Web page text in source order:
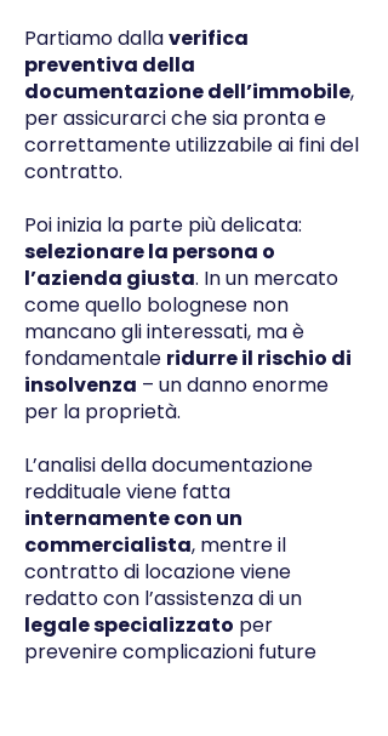
Partiamo dallaverifica
preventiva della
documentazione dell’immobile,
per assicurarci che sia pronta e
correttamente utilizzabile ai fini del
contratto.
Poi inizia la parte più delicata:
selezionare la persona o
l’azienda giusta. In un mercato
come quello bolognese non
mancano gli interessati, ma è
fondamentale ridurre il rischio di
insolvenza – un danno enorme
per la proprietà.
L’analisi della documentazione
reddituale viene fatta
internamente con un
commercialista, mentre il
contratto di locazione viene
redatto con l’assistenza di un
legale specializzato per
prevenire complicazioni future